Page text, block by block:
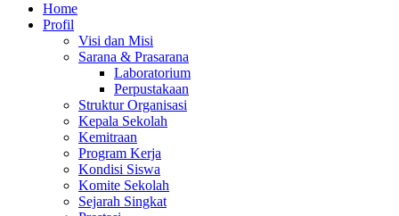
Home
Profil
Visi dan Misi
Sarana & Prasarana
Laboratorium
Perpustakaan
Struktur Organisasi
Kepala Sekolah
Kemitraan
Program Kerja
Kondisi Siswa
Komite Sekolah
Sejarah Singkat